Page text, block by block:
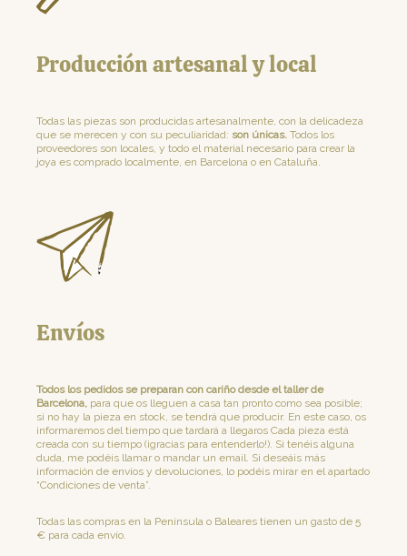
Producción artesanal y local
Todas las piezas son producidas artesanalmente, con la delicadeza
que se merecen y con su peculiaridad: son únicas. Todos los
proveedores son locales, y todo el material necesario para crear la
joya es comprado localmente, en Barcelona o en Cataluña.
Envíos
Todos los pedidos se preparan con cariño desde el taller de
Barcelona, para que os lleguen a casa tan pronto como sea posible;
si no hay la pieza en stock, se tendrá que producir. En este caso, os
informaremos del tiempo que tardará a llegaros Cada pieza está
creada con su tiempo (¡gracias para entenderlo!). Si tenéis alguna
duda, me podéis llamar o mandar un email. Si deseáis más
información de envíos y devoluciones, lo podéis mirar en el apartado
“Condiciones de venta”.
Todas las compras en la Península o Baleares tienen un gasto de 5
€ para cada envío.